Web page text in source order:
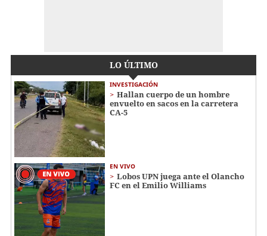
LO ÚLTIMO
INVESTIGACIÓN
Hallan cuerpo de un hombre
envuelto en sacos en la carretera
CA-5
EN VIVO
Lobos UPN juega ante el Olancho
FC en el Emilio Williams